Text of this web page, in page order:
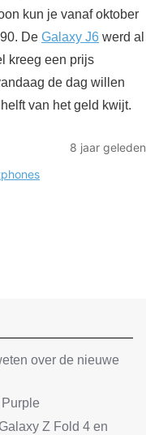
kun je vanaf oktober
De Galaxy J6 werd al
kreeg een prijs
de dag willen
van het geld kwijt.
8 jaar geleden
over de nieuwe
Z Fold 4 en